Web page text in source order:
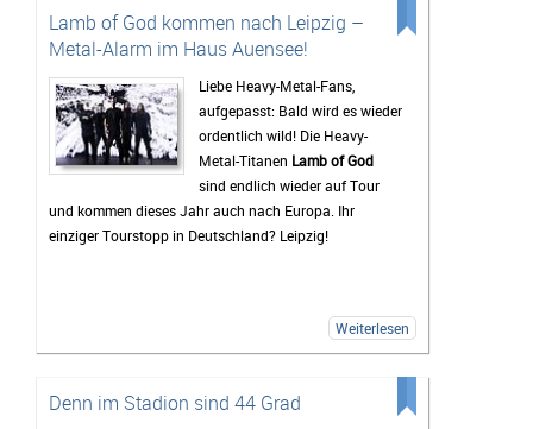
Rock, Indie, Punk und Hip-Hop sorgt dafür, dass jedes
Jahr ein bunt gemischtes Publikum zusammenkommt.
Auch 2026 stehen wieder viele bekannte Künstler auf
dem Programm, die Besucher vor den Bühnen zum
Feiern bringen sollen. Gerade die Headliner werden mit
Spannung erwartet, doch oft sind es auch die kleineren
Bands.
Mindestens genauso wichtig wie die Konzerte ist für
viele Gäste das Leben auf dem Campingplatz. Dort
beginnt das Festivalgefühl oft schon lange, bevor die
zwischendurch eine Pause vom Trubel braucht, kann
zu mehr als nur einem Musikfestival.
Lamb of God kommen nach Leipzig –
Metal-Alarm im Haus Auensee!
Liebe Heavy-Metal-Fans,
aufgepasst: Bald wird es wieder
ordentlich wild! Die Heavy-
Metal-Titanen Lamb of God
sind endlich wieder auf Tour
und kommen dieses Jahr auch nach Europa. Ihr
einziger Tourstopp in Deutschland? Leipzig!
Weiterlesen
Denn im Stadion sind 44 Grad